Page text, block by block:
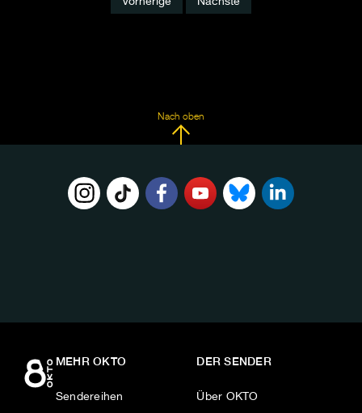
Nach oben
MEHR OKTO
Sendereihen
DER SENDER
Über OKTO